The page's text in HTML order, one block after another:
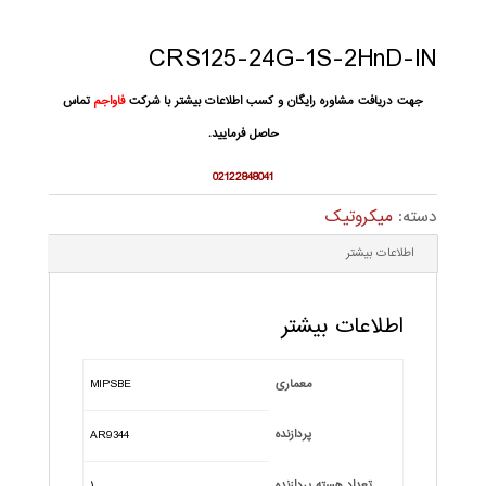
CRS125-24G-1S-2HnD-IN
جهت دریافت مشاوره رایگان و کسب اطلاعات بیشتر با شرکتفاواجم تماس
حاصل فرمایید.
02122848041
دسته: میکروتیک
اطلاعات بیشتر
اطلاعات بیشتر
معماری MIPSBE
پردازنده AR9344